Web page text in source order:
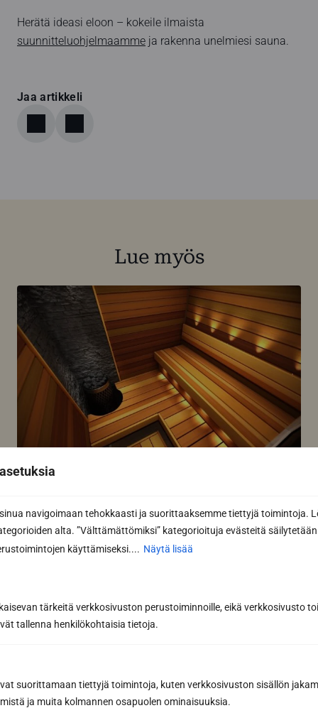
navigoimaan tehokkaasti ja suorittaaksemme tiettyjä toimintoja.
alta. ”Välttämättömiksi” kategorioituja evästeitä säilytetään
käyttämiseksi.... Näytä lisää
tärkeitä verkkosivuston perustoiminnoille, eikä verkkosivusto
tallenna henkilökohtaisia tietoja.
suorittamaan tiettyjä toimintoja, kuten verkkosivuston sisällön
ja muita kolmannen osapuolen ominaisuuksia.
Herätä ideasi eloon – kokeile ilmaista
suunnitteluohjelmaamme ja rakenna unelmiesi sauna.
Jaa artikkeli
Lue myös
jälkeen? – Parhaat vinkit puhdistetun
pinnan suojaamiseen ja lian
hylkimiseen arjessa
Lue lisää